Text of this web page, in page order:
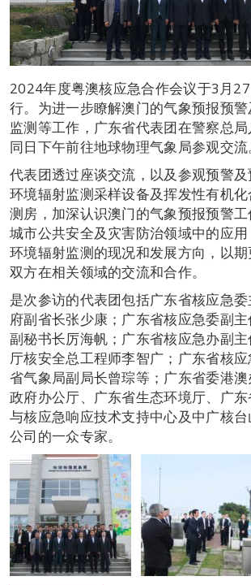
2024年度粤澳核应急合作会议于3月
行。为进一步瞭解澳门的气象预报预
监测等工作，广东省代表团在警察总局
同日下午前往地球物理气象局参观交流
代表团透过座谈交流，以及参观预警
环境辐射监测采样设备及挥发性有机化
测房，加深认识澳门的气象预报预警
城市公共安全及灾害防治领域中的应
环境辐射监测的现况和发展方向，以
双方在相关领域的交流和合作。
是次参访的代表团包括广东省核应急
府副省长张少康；广东省核应急委副
副秘书长厉海帆；广东省核应急办副
厅核安全总工程师李智广；广东省核
省气象局副局长曾琮等；广东省委港
政府办公厅、广东省生态环境厅、广
与核应急响应技术支持中心及中广核
公司的一众专家。